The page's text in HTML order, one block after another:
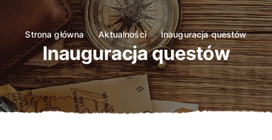
Oferta
Aktualności
Kontakt
Strona główna Aktualności Inauguracja questów
Inauguracja questów